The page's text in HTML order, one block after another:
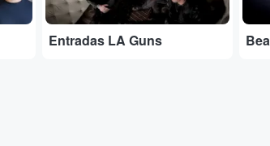
Entradas LA Guns